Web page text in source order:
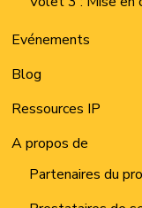
Evénements
Blog
Ressources IP
A propos de
Partenaires du